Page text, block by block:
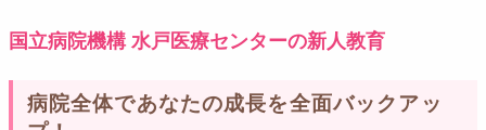
国立病院機構 水戸医療センターの新人教育
病院全体であなたの成長を全面バックアッ